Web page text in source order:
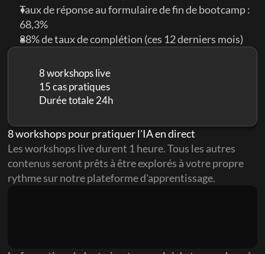
Taux de réponse au formulaire de fin de bootcamp :
68,3%
88% de taux de complétion (ces 12 derniers mois)
8 workshops live
15 cas pratiques
Durée totale 24h
8 workshops pour pratiquer l'IA en direct
Les workshops live durent 1 heure. Tous les autres
contenus seront prêts à être explorés à votre propre
rythme sur notre plateforme d'apprentissage.